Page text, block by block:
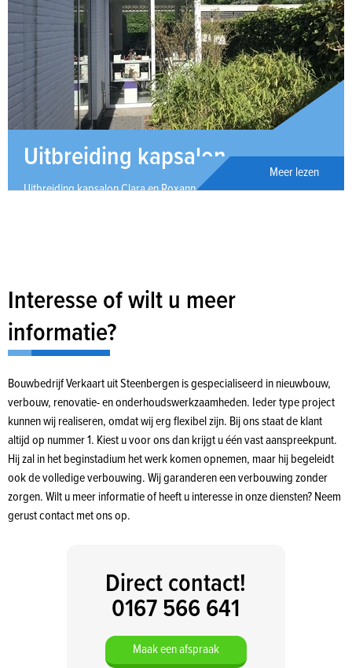
Uitbreiding kapsalon
Uitbreiding kapsalon Clara en Roxanne in Steenbergen
Meer lezen
Interesse of wilt u meer
informatie?
Bouwbedrijf Verkaart uit Steenbergen is gespecialiseerd in nieuwbouw,
verbouw, renovatie- en onderhoudswerkzaamheden. Ieder type project
kunnen wij realiseren, omdat wij erg flexibel zijn. Bij ons staat de klant
altijd op nummer 1. Kiest u voor ons dan krijgt u één vast aanspreekpunt.
Hij zal in het beginstadium het werk komen opnemen, maar hij begeleidt
ook de volledige verbouwing. Wij garanderen een verbouwing zonder
zorgen. Wilt u meer informatie of heeft u interesse in onze diensten? Neem
gerust contact met ons op.
Direct contact!
0167 566 641
Maak een afspraak